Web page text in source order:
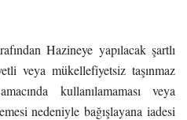
Hazineye yapılacak şartlı
veya mükellefiyetsiz taşınmaz
kullanılamaması veya
nedeniyle bağışlayana iadesi